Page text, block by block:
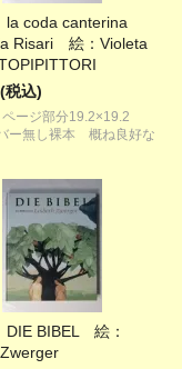
la coda canterina
Risari 絵：Violeta
税込)
ージ部分19.2×19.2
ー無し裸本 概ね良好な
DIE BIBEL 絵：